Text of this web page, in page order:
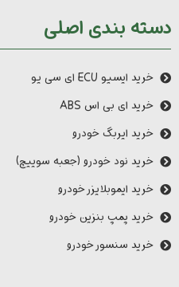
دسته بندی اصلی
خرید ایسیو ECU ای سی یو
خرید ای بی اس ABS
خرید ایربگ خودرو
خرید نود خودرو (جعبه سوییچ)
خرید ایموبلایزر خودرو
خرید پمپ بنزین خودرو
خرید سنسور خودرو